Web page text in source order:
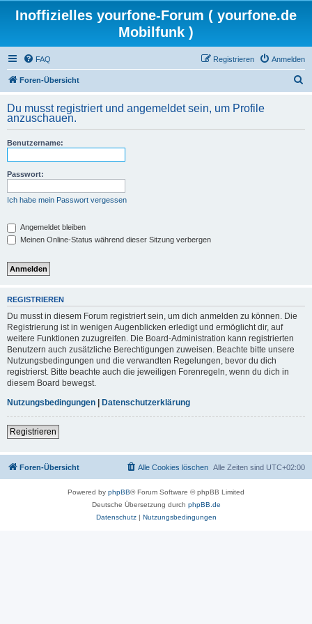
Inoffizielles yourfone-Forum ( yourfone.de
Mobilfunk )
FAQ Anmelden
Registrieren
Foren-Übersicht
h
Du musst registriert und angemeldet sein, um Profile
anzuschauen.
Benutzername:
Passwort:
Ich habe mein Passwort vergessen
Angemeldet bleiben
Meinen Online-Status während dieser Sitzung verbergen
REGISTRIEREN
Du musst in diesem Forum registriert sein, um dich anmelden zu können. Die
Registrierung ist in wenigen Augenblicken erledigt und ermöglicht dir, auf
weitere Funktionen zuzugreifen. Die Board-Administration kann registrierten
Benutzern auch zusätzliche Berechtigungen zuweisen. Beachte bitte unsere
Nutzungsbedingungen und die verwandten Regelungen, bevor du dich
registrierst. Bitte beachte auch die jeweiligen Forenregeln, wenn du dich in
diesem Board bewegst.
Nutzungsbedingungen | Datenschutzerklärung
Registrieren
Foren-Übersicht Alle Zeiten sind UTC+02:00
Alle Cookies löschen
Powered by phpBB® Forum Software © phpBB Limited
Deutsche Übersetzung durch phpBB.de
Datenschutz| Nutzungsbedingungen